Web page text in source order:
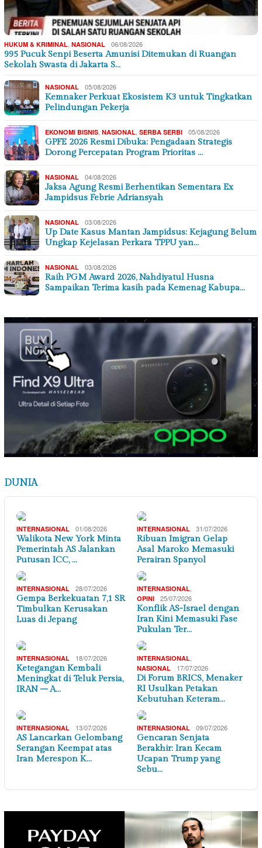
HUKUM & KRIMINAL NASIONAL 06/08/2026
995 Pucuk Senpi Beserta Amunisi Ditemukan di Ruangan
Sekolah Swasta di Jakarta S…
NASIONAL 05/08/2026
Kemnaker Perkuat Ekosistem K3 untuk Tingkatkan
Pelindungan Pekerja
EKONOMI BISNIS NASIONAL SERBA SERBI 05/08/2026
GPFE 2026 Resmi Dibuka: Pengadaan Strategis
Dorong Percepatan Program Prioritas …
NASIONAL 04/08/2026
Jaksa Agung Resmi Berhentikan Sementara Ex
Jampidsus Febrie Adriansyah
NASIONAL 03/08/2026
Up Date Kasus Mantan Jampidsus: Kejagung Belum
Ungkap Kejelasan Perkara TPPU yan…
NASIONAL 03/08/2026
Raih PGM Award 2026, Nahdiyatul Husna
Sampaikan Terima kasih pada Kemenag Kabupa…
DUNIA
INTERNASIONAL 01/08/2026
Walikota New York Minta
Pemerintah AS Jalankan
Putusan ICC, …
INTERNASIONAL 31/07/2026
Ribuan Imigran Gelap
Asal Maroko Memasuki
Perairan Spanyol
INTERNASIONAL 28/07/2026
Gempa Berkekuatan 7,1 SR
Timbulkan Kerusakan
Luas di Jepang
INTERNASIONAL
OPINI 25/07/2026
Konflik AS-Israel dengan
Iran Kini Memasuki Fase
Pukulan Ter…
INTERNASIONAL 18/07/2026
Ketegangan Kembali
Meningkat di Teluk Persia,
IRAN – A…
INTERNASIONAL
NASIONAL 17/07/2026
Di Forum BRICS, Menaker
RI Usulkan Petakan
Kebutuhan Keteram…
INTERNASIONAL 13/07/2026
AS Lancarkan Gelombang
Serangan Keempat atas
Iran Merespon K…
INTERNASIONAL 09/07/2026
Gencaran Senjata
Berakhir: Iran Kecam
Ucapan Trump yang
Sebu…